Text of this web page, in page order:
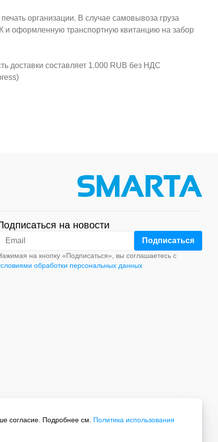
организации. В случае самовывоза груза
и оформленную транспортную квитанцию на забор
доставки составляет 1.000 RUB без НДС
на новости
на кнопку «Подписаться», вы соглашаетесь с
обработки персональных данных
согласие. Подробнее см. Политика использования